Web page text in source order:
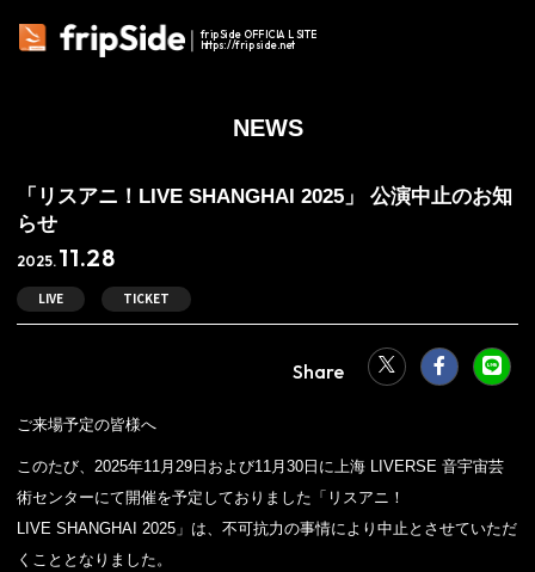
fripSide OFFICIAL SITE
https://fripside.net
NEWS
「リスアニ！LIVE SHANGHAI 2025」 公演中止のお知
らせ
2025. 11.28
LIVE TICKET
ご来場予定の皆様へ
このたび、2025年11月29日および11月30日に上海 LIVERSE 音宇宙芸
術センターにて開催を予定しておりました「リスアニ！
LIVE SHANGHAI 2025」は、不可抗力の事情により中止とさせていただ
くこととなりました。